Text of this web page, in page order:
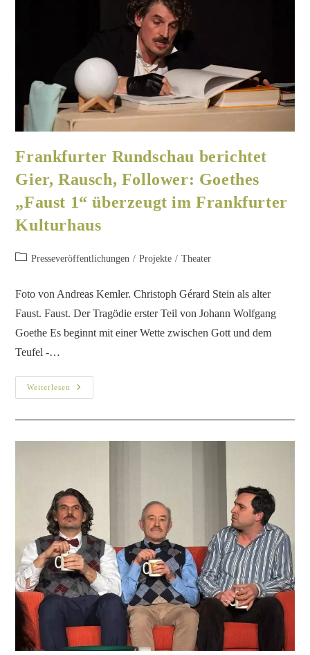
Frankfurter Rundschau berichtet
Gier, Rausch, Follower: Goethes
„Faust 1“ überzeugt im Frankfurter
Kulturhaus
Presseveröffentlichungen / Projekte / Theater
Foto von Andreas Kemler. Christoph Gérard Stein als alter
Faust. Faust. Der Tragödie erster Teil von Johann Wolfgang
Goethe Es beginnt mit einer Wette zwischen Gott und dem
Teufel -…
Weiterlesen